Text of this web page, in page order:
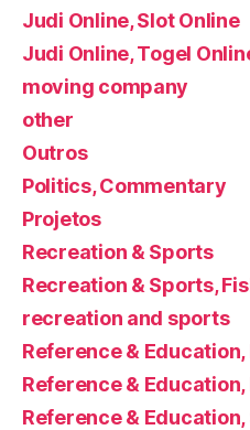
Judi Online, Slot Online
Judi Online, Togel
moving company
other
Outros
Politics, Commentary
Projetos
Recreation & Sports
Recreation & Sports,
recreation and sports
Reference &
Reference & Education,
Reference &